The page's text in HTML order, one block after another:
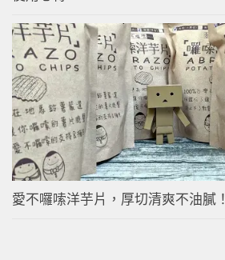
愛不囉嗦洋芋片，厚切清爽不油膩！